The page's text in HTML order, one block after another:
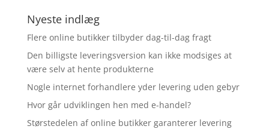
Nyeste indlæg
Flere online butikker tilbyder dag-til-dag fragt
Den billigste leveringsversion kan ikke modsiges at
være selv at hente produkterne
Nogle internet forhandlere yder levering uden gebyr
Hvor går udviklingen hen med e-handel?
Størstedelen af online butikker garanterer levering